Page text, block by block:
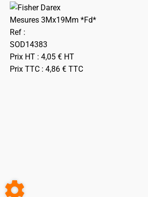
Mesures 3Mx19Mm *Fd*
Ref :
SOD14383
Prix HT : 4,05 € HT
Prix TTC : 4,86 € TTC